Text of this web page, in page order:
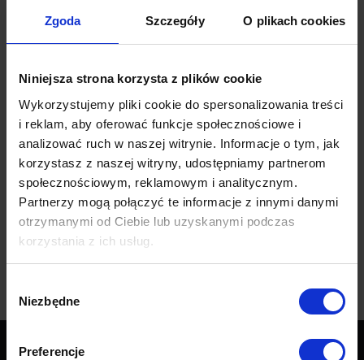
Zgoda Szczegóły O plikach cookies
Niniejsza strona korzysta z plików cookie
Wykorzystujemy pliki cookie do spersonalizowania treści
i reklam, aby oferować funkcje społecznościowe i
analizować ruch w naszej witrynie. Informacje o tym, jak
korzystasz z naszej witryny, udostępniamy partnerom
społecznościowym, reklamowym i analitycznym.
Partnerzy mogą połączyć te informacje z innymi danymi
otrzymanymi od Ciebie lub uzyskanymi podczas
korzystania z ich usług.
zgody
Niezbędne
Preferencje
Dress me 12% Gr. II
Torre 12%
Charm me 16% Gr. IV
Impress me 18% Gr. V
Vamos 18% Gr. V
Metis 20% Gr. VI
Persempra 1.0 30% Gr. XI